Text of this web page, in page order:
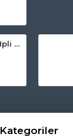
AUDIO Zil Paneli Basic Hpli Çift Buton 14'lü Sesli Apartman Diafon Kapı Paneli
Kategoriler